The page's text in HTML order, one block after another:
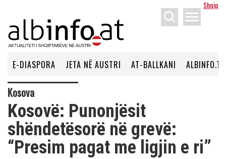
Shqip
menu
E-DIASPORA JETA NË AUSTRI AT-BALLKANI ALBINFO.TV
Kosova
Kosovë: Punonjësit
shëndetësorë në grevë:
“Presim pagat me ligjin e ri”